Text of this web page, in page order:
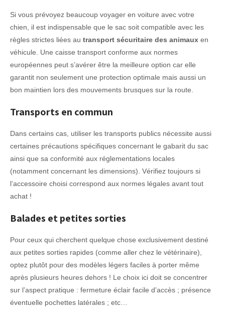
Si vous prévoyez beaucoup voyager en voiture avec votre
chien, il est indispensable que le sac soit compatible avec les
règles strictes liées au transport sécuritaire des animaux en
véhicule. Une caisse transport conforme aux normes
européennes peut s’avérer être la meilleure option car elle
garantit non seulement une protection optimale mais aussi un
bon maintien lors des mouvements brusques sur la route.
Transports en commun
Dans certains cas, utiliser les transports publics nécessite aussi
certaines précautions spécifiques concernant le gabarit du sac
ainsi que sa conformité aux réglementations locales
(notamment concernant les dimensions). Vérifiez toujours si
l’accessoire choisi correspond aux normes légales avant tout
achat !
Balades et petites sorties
Pour ceux qui cherchent quelque chose exclusivement destiné
aux petites sorties rapides (comme aller chez le vétérinaire),
optez plutôt pour des modèles légers faciles à porter même
après plusieurs heures dehors ! Le choix ici doit se concentrer
sur l’aspect pratique : fermeture éclair facile d’accès ; présence
éventuelle pochettes latérales ; etc…